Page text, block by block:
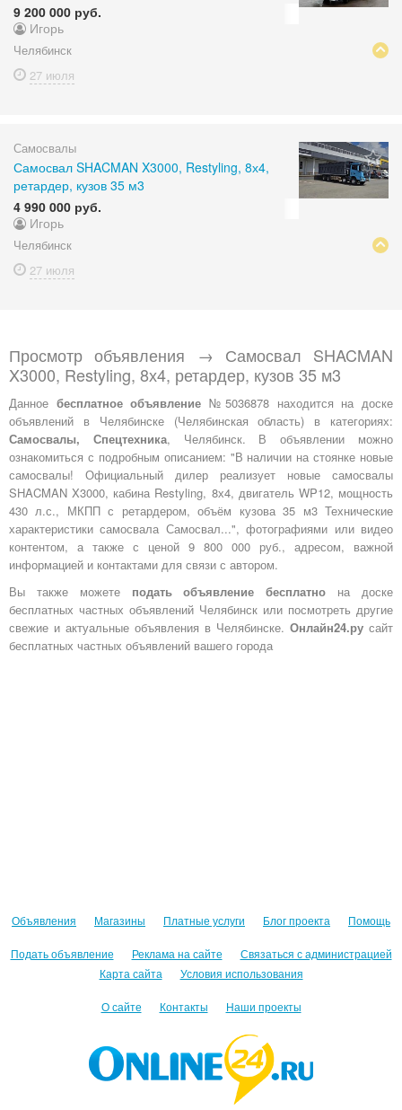
9 200 000 руб.
Игорь
Челябинск
27 июля
Самосвалы
Самосвал SHACMAN X3000, Restyling, 8х4,
ретардер, кузов 35 м3
4 990 000 руб.
Игорь
Челябинск
27 июля
Просмотр объявления → Самосвал SHACMAN
X3000, Restyling, 8х4, ретардер, кузов 35 м3
Данное бесплатное объявление №5036878 находится на доске
объявлений в Челябинске (Челябинская область) в категориях:
Самосвалы, Спецтехника, Челябинск. В объявлении можно
ознакомиться с подробным описанием: "В наличии на стоянке новые
самосвалы! Официальный дилер реализует новые самосвалы
SHACMAN X3000, кабина Restyling, 8х4, двигатель WP12, мощность
430 л.с., МКПП с ретардером, объём кузова 35 м3 Технические
характеристики самосвала Самосвал...", фотографиями или видео
контентом, а также с ценой 9 800 000 руб., адресом, важной
информацией и контактами для связи с автором.
Вы также можете подать объявление бесплатно на доске
бесплатных частных объявлений Челябинск или посмотреть другие
свежие и актуальные объявления в Челябинске. Онлайн24.ру сайт
бесплатных частных объявлений вашего города
Объявления Магазины Платные услуги Блог проекта Помощь
Подать объявление Реклама на сайте
Связаться с администрацией
Карта сайта
Условия использования
О сайте Контакты Наши проекты